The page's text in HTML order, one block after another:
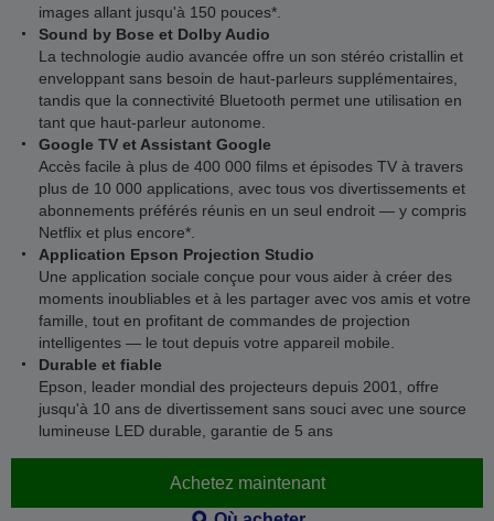
images allant jusqu'à 150 pouces*.
Sound by Bose et Dolby Audio
La technologie audio avancée offre un son stéréo cristallin et
enveloppant sans besoin de haut-parleurs supplémentaires,
tandis que la connectivité Bluetooth permet une utilisation en
tant que haut-parleur autonome.
Google TV et Assistant Google
Accès facile à plus de 400 000 films et épisodes TV à travers
plus de 10 000 applications, avec tous vos divertissements et
abonnements préférés réunis en un seul endroit — y compris
Netflix et plus encore*.
Application Epson Projection Studio
Une application sociale conçue pour vous aider à créer des
moments inoubliables et à les partager avec vos amis et votre
famille, tout en profitant de commandes de projection
intelligentes — le tout depuis votre appareil mobile.
Durable et fiable
Epson, leader mondial des projecteurs depuis 2001, offre
jusqu'à 10 ans de divertissement sans souci avec une source
lumineuse LED durable, garantie de 5 ans
Achetez maintenant